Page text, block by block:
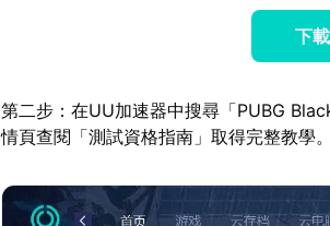
下
第二步：在UU加速器中搜尋「PUBG
情頁查閱「測試資格指南」取得完整教學。